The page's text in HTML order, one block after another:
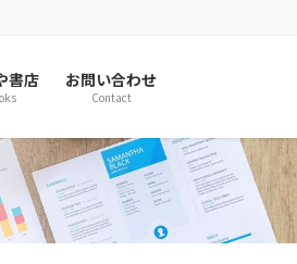
書店 お問い合わせ
Contact